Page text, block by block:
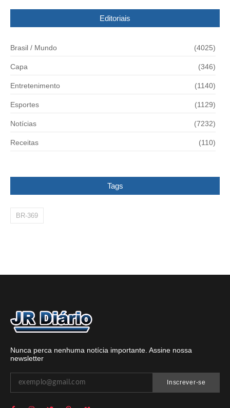
Editoriais
Brasil / Mundo (4025)
Capa (346)
Entretenimento (1140)
Esportes (1129)
Notícias (7232)
Receitas (110)
Tags
BR-369
Nunca perca nenhuma notícia importante. Assine nossa
newsletter
Inscrever-se